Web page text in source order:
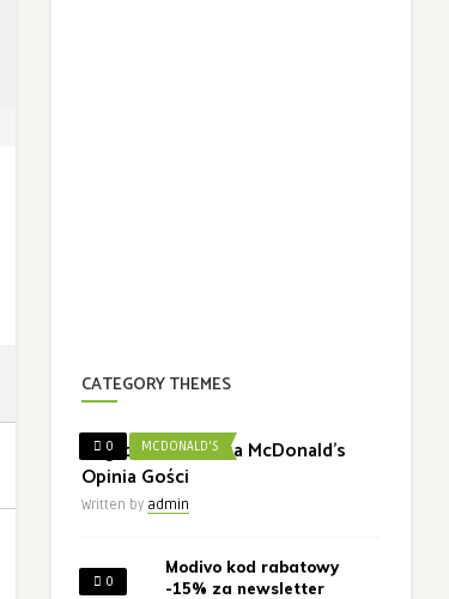
CATEGORY THEMES
0 MCDONALD'S
Nagroda w Ankieta McDonald’s
Opinia Gości
Written by admin
0
Modivo kod rabatowy
-15% za newsletter